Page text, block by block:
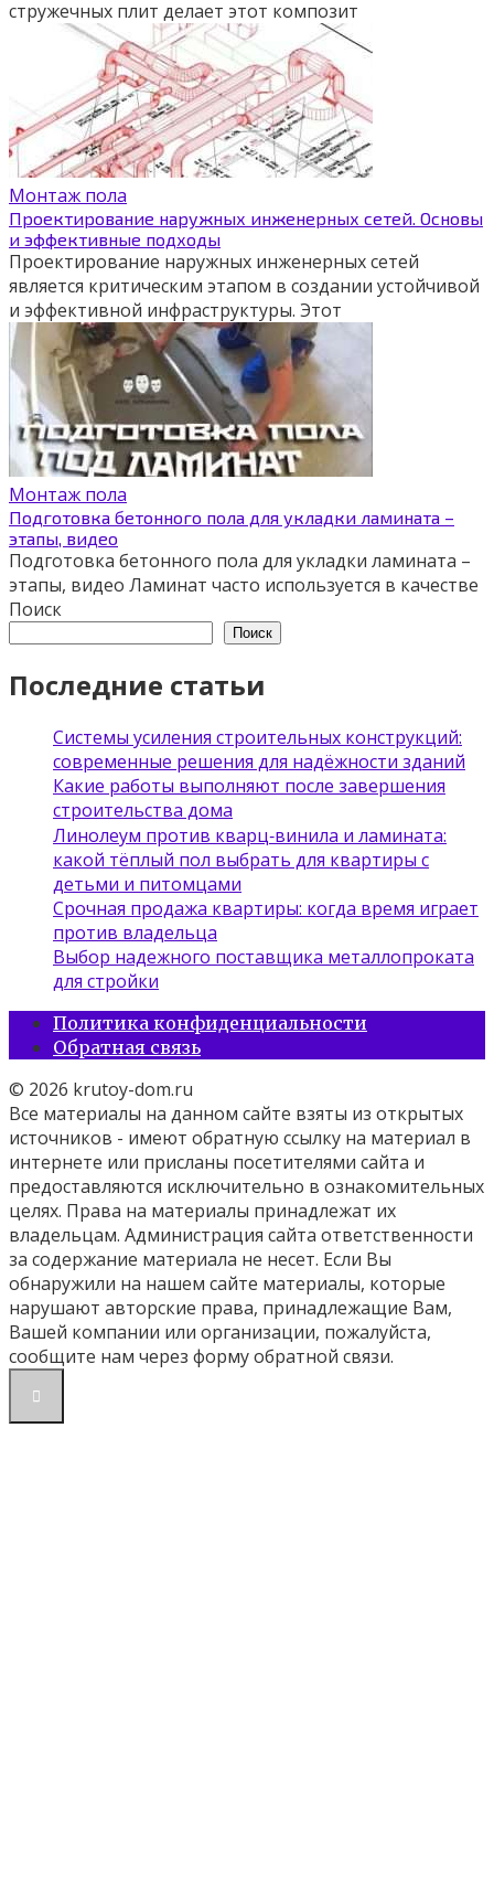
стружечных плит делает этот композит
Монтаж пола
Проектирование наружных инженерных сетей. Основы
и эффективные подходы
Проектирование наружных инженерных сетей
является критическим этапом в создании устойчивой
и эффективной инфраструктуры. Этот
Монтаж пола
Подготовка бетонного пола для укладки ламината –
этапы, видео
Подготовка бетонного пола для укладки ламината –
этапы, видео Ламинат часто используется в качестве
Поиск
Поиск
Последние статьи
Системы усиления строительных конструкций:
современные решения для надёжности зданий
Какие работы выполняют после завершения
строительства дома
Линолеум против кварц‑винила и ламината:
какой тёплый пол выбрать для квартиры с
детьми и питомцами
Срочная продажа квартиры: когда время играет
против владельца
Выбор надежного поставщика металлопроката
для стройки
Политика конфиденциальности
Обратная связь
© 2026 krutoy-dom.ru
Все материалы на данном сайте взяты из открытых
источников - имеют обратную ссылку на материал в
интернете или присланы посетителями сайта и
предоставляются исключительно в ознакомительных
целях. Права на материалы принадлежат их
владельцам. Администрация сайта ответственности
за содержание материала не несет. Если Вы
обнаружили на нашем сайте материалы, которые
нарушают авторские права, принадлежащие Вам,
Вашей компании или организации, пожалуйста,
сообщите нам через форму обратной связи.